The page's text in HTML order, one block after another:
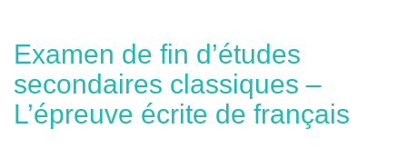
Examen de fin d’études
secondaires classiques –
L’épreuve écrite de français